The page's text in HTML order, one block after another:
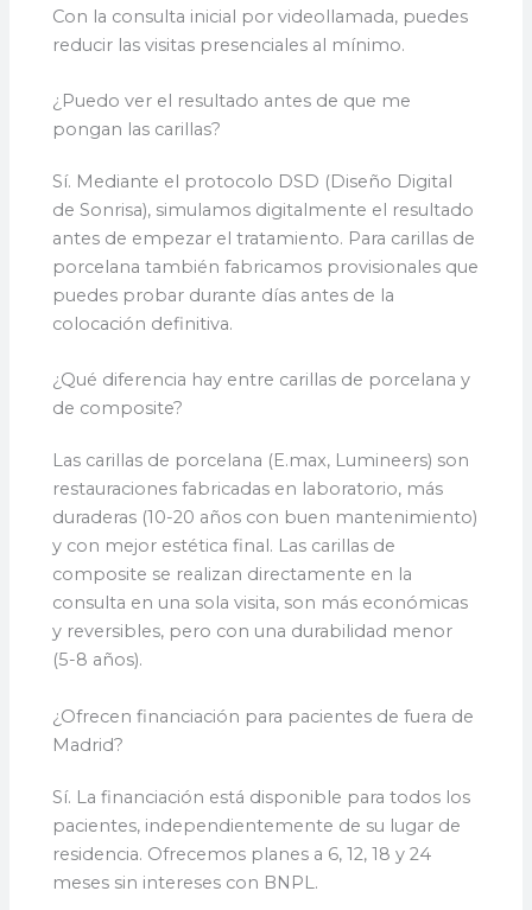
Con la consulta inicial por videollamada, puedes
reducir las visitas presenciales al mínimo.
¿Puedo ver el resultado antes de que me
pongan las carillas?
Sí. Mediante el protocolo DSD (Diseño Digital
de Sonrisa), simulamos digitalmente el resultado
antes de empezar el tratamiento. Para carillas de
porcelana también fabricamos provisionales que
puedes probar durante días antes de la
colocación definitiva.
¿Qué diferencia hay entre carillas de porcelana y
de composite?
Las carillas de porcelana (E.max, Lumineers) son
restauraciones fabricadas en laboratorio, más
duraderas (10-20 años con buen mantenimiento)
y con mejor estética final. Las carillas de
composite se realizan directamente en la
consulta en una sola visita, son más económicas
y reversibles, pero con una durabilidad menor
(5-8 años).
¿Ofrecen financiación para pacientes de fuera de
Madrid?
Sí. La financiación está disponible para todos los
pacientes, independientemente de su lugar de
residencia. Ofrecemos planes a 6, 12, 18 y 24
meses sin intereses con BNPL.